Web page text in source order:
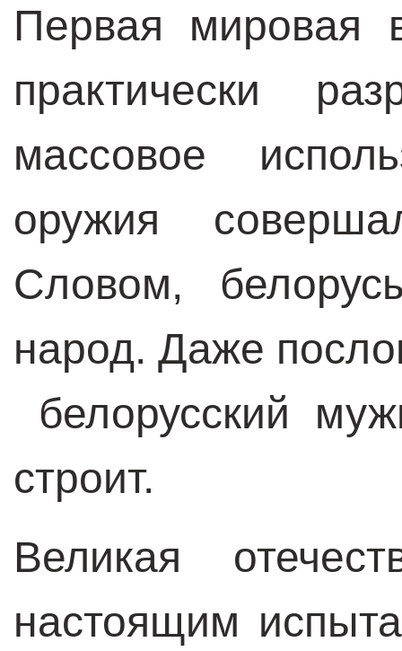
Первая мировая
практически
массовое
оружия
Словом,
народ. Даже
белорусский
строит.
Великая
настоящим